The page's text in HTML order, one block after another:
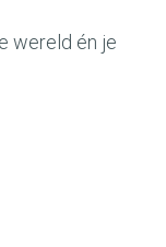
wereld én je